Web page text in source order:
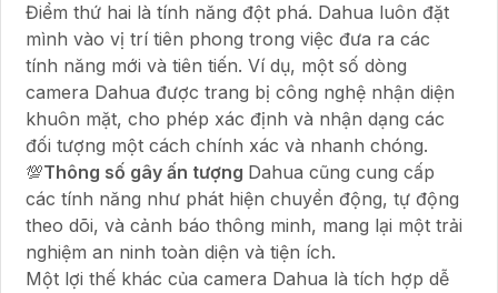
Điểm thứ hai là tính năng đột phá. Dahua luôn đặt
mình vào vị trí tiên phong trong việc đưa ra các
tính năng mới và tiên tiến. Ví dụ, một số dòng
camera Dahua được trang bị công nghệ nhận diện
khuôn mặt, cho phép xác định và nhận dạng các
đối tượng một cách chính xác và nhanh chóng.
💯Thông số gây ấn tượng Dahua cũng cung cấp
các tính năng như phát hiện chuyển động, tự động
theo dõi, và cảnh báo thông minh, mang lại một trải
nghiệm an ninh toàn diện và tiện ích.
Một lợi thế khác của camera Dahua là tích hợp dễ